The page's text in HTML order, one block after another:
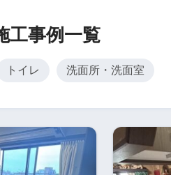
工事例一覧
トイレ 洗面所・洗面室